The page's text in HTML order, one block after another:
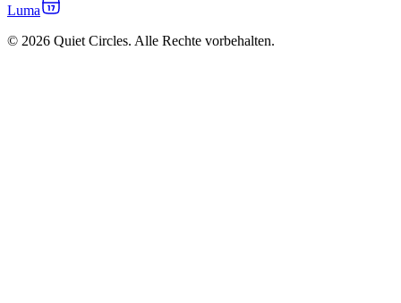
Luma
© 2026 Quiet Circles. Alle Rechte vorbehalten.